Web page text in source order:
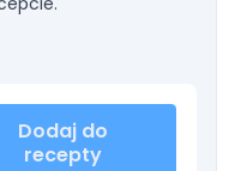
Dodaj do
recepty